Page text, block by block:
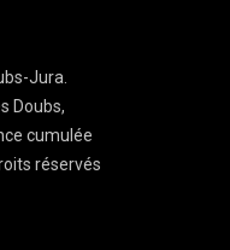
Jura.
Doubs,
cumulée
réservés